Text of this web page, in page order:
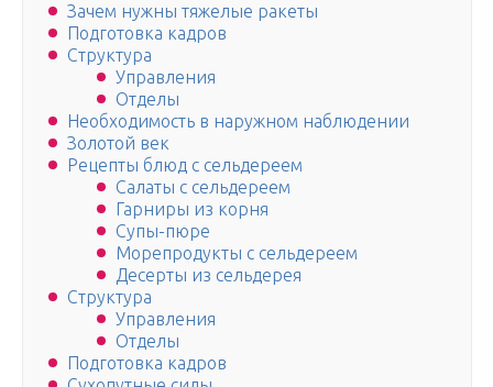
Зачем нужны тяжелые ракеты
Подготовка кадров
Структура
Управления
Отделы
Необходимость в наружном наблюдении
Золотой век
Рецепты блюд с сельдереем
Салаты с сельдереем
Гарниры из корня
Супы-пюре
Морепродукты с сельдереем
Десерты из сельдерея
Структура
Управления
Отделы
Подготовка кадров